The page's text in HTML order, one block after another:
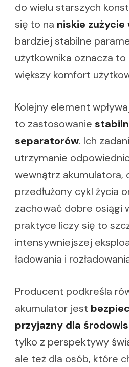
do wielu starszych
się to na niskie zużycie
bardziej stabilne
użytkownika oznacza
większy komfort
Kolejny element
to zastosowanie
separatorów. Ich
utrzymanie
wewnątrz akumulatora,
przedłużony cykl życia
zachować dobre osiągi
praktyce liczy się to
intensywniejszej
ładowania i
Producent podkreśla
akumulator jest
przyjazny dla
tylko z perspektywy
ale też dla osób, które